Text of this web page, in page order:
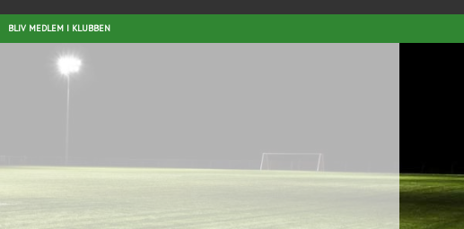
BLIV MEDLEM I KLUBBEN